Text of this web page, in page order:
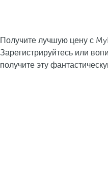
Получите лучшую цену с
Зарегистрируйтесь или
получите эту